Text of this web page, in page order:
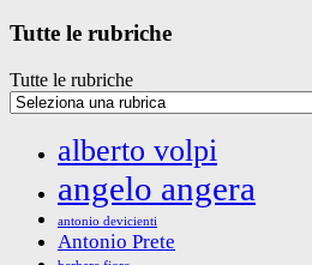
Tutte le rubriche
Tutte le rubriche
alberto volpi
angelo angera
antonio devicienti
Antonio Prete